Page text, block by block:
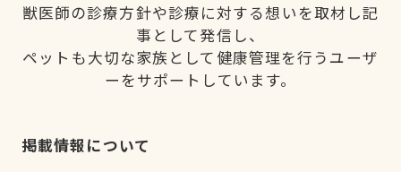
獣医師の診療方針や診療に対する想いを取材し記
事として発信し、
ペットも大切な家族として健康管理を行うユーザ
ーをサポートしています。
掲載情報について